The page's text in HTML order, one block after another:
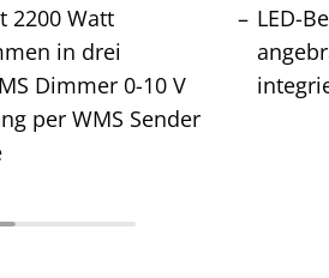
2200 Watt
in drei
Dimmer 0-10 V
per WMS Sender
LED-